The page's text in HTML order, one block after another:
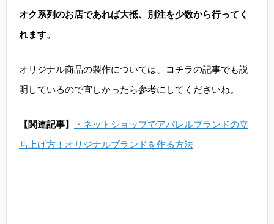
オク系列のお店であれば大抵、別注を少数から行ってく
れます。
オリジナル商品の製作については、コチラの記事でも説
明しているので宜しかったら参考にしてくださいね。
【関連記事】
・ネットショップでアパレルブランドの立
ち上げ方！オリジナルブランドを作る方法